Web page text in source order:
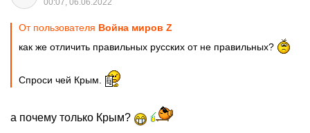
00:07, 06.06.2022
От пользователя Война миров Z
как же отличить правильных русских от не правильных?
Спроси чей Крым.
а почему только Крым?